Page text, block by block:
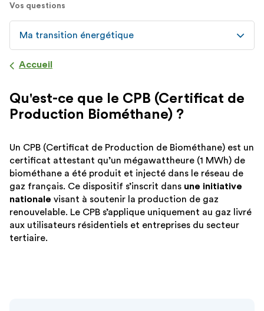
Vos questions
Ma transition énergétique
Accueil
Qu'est-ce que le CPB (Certificat de
Production Biométhane) ?
Un CPB (Certificat de Production de Biométhane) est un
certificat attestant qu’un mégawattheure (1 MWh) de
biométhane a été produit et injecté dans le réseau de
gaz français. Ce dispositif s’inscrit dans une initiative
nationale visant à soutenir la production de gaz
renouvelable. Le CPB s’applique uniquement au gaz livré
aux utilisateurs résidentiels et entreprises du secteur
tertiaire.